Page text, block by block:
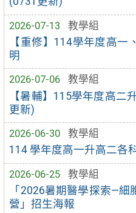
2026-07-13
教學組
【重修】114學年度高
明
2026-07-06
教學組
【暑輔】115學年度高二
更新)
2026-06-30
教學組
114 學年度高一升高二各
2026-06-25
教學組
「2026暑期醫學探索—
營」招生海報